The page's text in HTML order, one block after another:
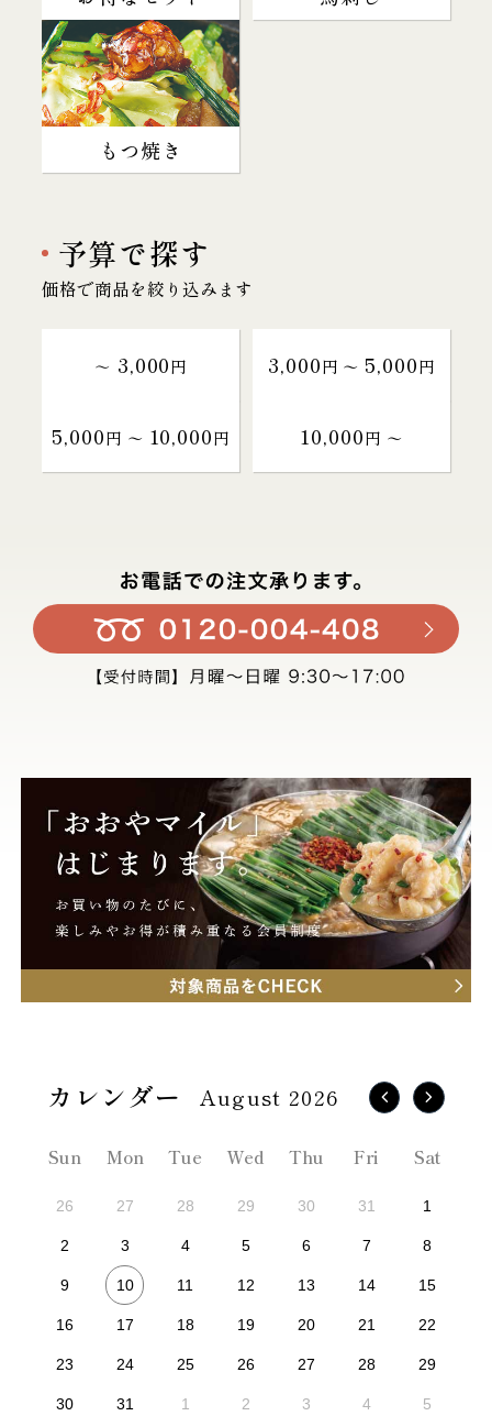
もつ焼き
予算で探す
価格で商品を絞り込みます
～ 3,000円 3,000円 〜 5,000円
5,000円 〜 10,000円 10,000円 〜
August 2026
Sun Mon Tue Wed Thu Fri Sat
26 27 28 29 30 31 1
2 3 4 5 6 7 8
9 10 11 12 13 14 15
16 17 18 19 20 21 22
23 24 25 26 27 28 29
30 31 1 2 3 4 5